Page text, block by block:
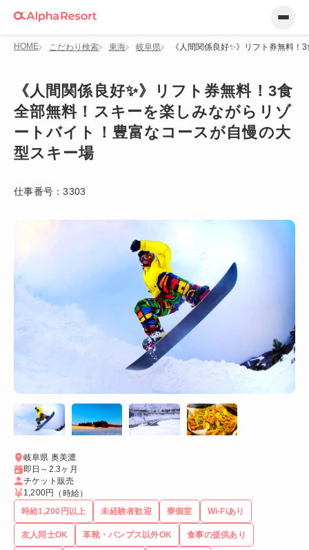
HOME こだわり検索 東海 岐阜県 《人間関係良好✨》リフト券無料
《人間関係良好✨》リフト券無料！3食
全部無料！スキーを楽しみながらリゾ
ートバイト！豊富なコースが自慢の大
型スキー場
仕事番号：3303
岐阜県 奥美濃
即日～2.3ヶ月
チケット販売
1,200円
（時給）
時給1,200円以上
未経験者歓迎 寮個室 Wi-Fiあり
友人同士OK 革靴・パンプス以外OK 食事の提供あり